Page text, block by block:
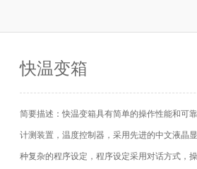
快温变箱
简要描述：快温变箱具有简单的操作性能和可
计测装置，温度控制器，采用先进的中文液晶
种复杂的程序设定，程序设定采用对话方式，